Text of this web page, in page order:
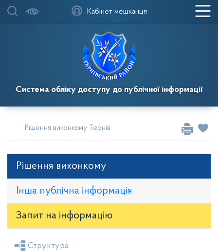
Система обліку доступу до публічної інформації
Кабінет мешканця
Рішення виконкому Тернівської районної у місті ради
Рішення виконкому
Інша публічна інформація
Запит на iнформацію
Засідання районної ради
Структура